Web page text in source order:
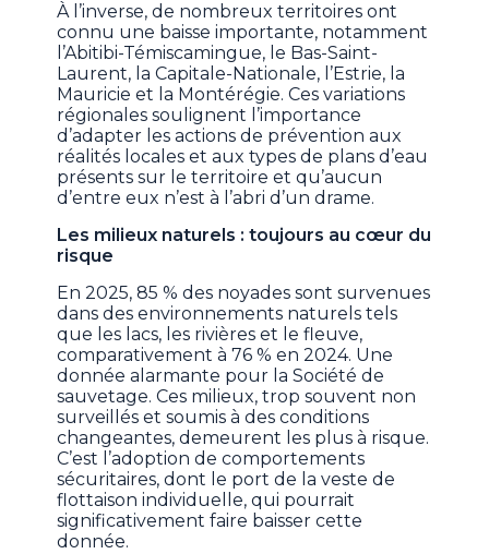
À l’inverse, de nombreux territoires ont
connu une baisse importante, notamment
l’Abitibi-Témiscamingue, le Bas-Saint-
Laurent, la Capitale-Nationale, l’Estrie, la
Mauricie et la Montérégie. Ces variations
régionales soulignent l’importance
d’adapter les actions de prévention aux
réalités locales et aux types de plans d’eau
présents sur le territoire et qu’aucun
d’entre eux n’est à l’abri d’un drame.
Les milieux naturels : toujours au cœur du
risque
En 2025, 85 % des noyades sont survenues
dans des environnements naturels tels
que les lacs, les rivières et le fleuve,
comparativement à 76 % en 2024. Une
donnée alarmante pour la Société de
sauvetage. Ces milieux, trop souvent non
surveillés et soumis à des conditions
changeantes, demeurent les plus à risque.
C’est l’adoption de comportements
sécuritaires, dont le port de la veste de
flottaison individuelle, qui pourrait
significativement faire baisser cette
donnée.